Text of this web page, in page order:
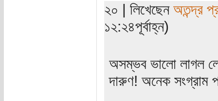
২০ | লিখেছেন অতন্দ্র
১২:২৪পূর্বাহ্ন)
অসম্ভব ভালো লাগল
দারুণ! অনেক